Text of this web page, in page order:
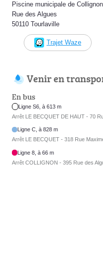
Piscine municipale de Collignon
Rue des Algues
50110 Tourlaville
Trajet Waze
Venir en
En bus
Ligne S6, à 613 m
Arrêt LE BECQUET DE HAUT - 70
Ligne C, à 828 m
Arrêt LE BECQUET - 318 Rue
Ligne 8, à 66 m
Arrêt COLLIGNON - 395 Rue des